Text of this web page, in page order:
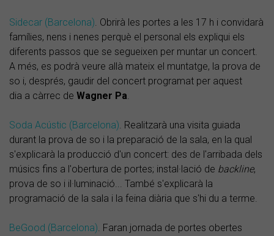
Sidecar (Barcelona). Obrirà les portes a les 17 h i convidarà
famílies, nens i nenes perquè el personal els expliqui els
diferents passos que se segueixen per muntar un concert.
A més, es podrà veure allà mateix el muntatge, la prova de
so i, després, gaudir del concert programat per aquest
dia a càrrec de Wagner Pa.
Soda Acústic (Barcelona). Realitzarà una visita guiada
durant la prova de so i la preparació de la sala, en la qual
s'explicarà la producció d'un concert: des de l'arribada dels
músics fins a l'obertura de portes; instal·lació de backline,
prova de so i il·luminació... També s'explicarà la
programació de la sala i la feina diària que s'hi du a terme.
BeGood (Barcelona). Faran jornada de portes obertes